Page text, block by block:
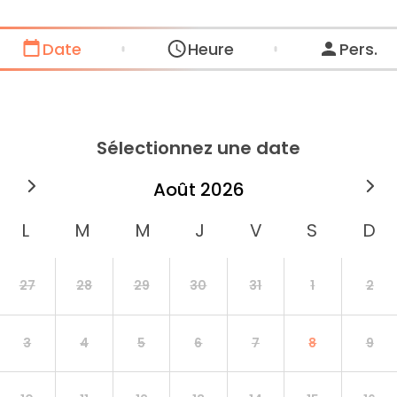
Date Heure Pers.
Sélectionnez une date
août 2026
27 28 29 30 31 1 2
3 4 5 6 7 8 9